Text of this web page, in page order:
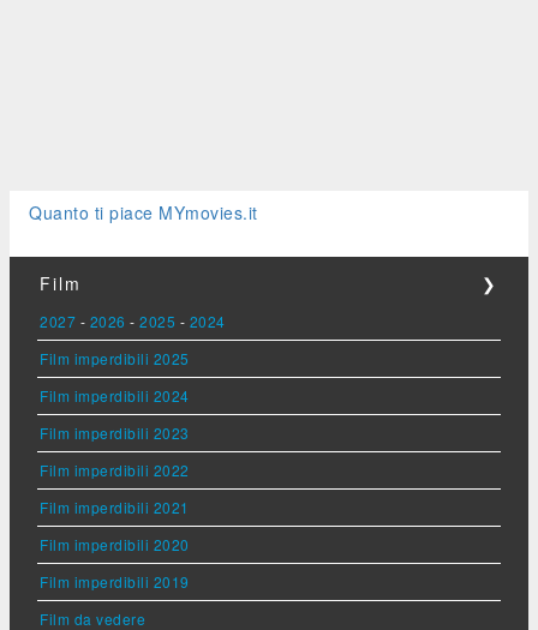
Quanto ti piace MYmovies.it
Film ❯
2027 - 2026 - 2025 - 2024
Film imperdibili 2025
Film imperdibili 2024
Film imperdibili 2023
Film imperdibili 2022
Film imperdibili 2021
Film imperdibili 2020
Film imperdibili 2019
Film da vedere